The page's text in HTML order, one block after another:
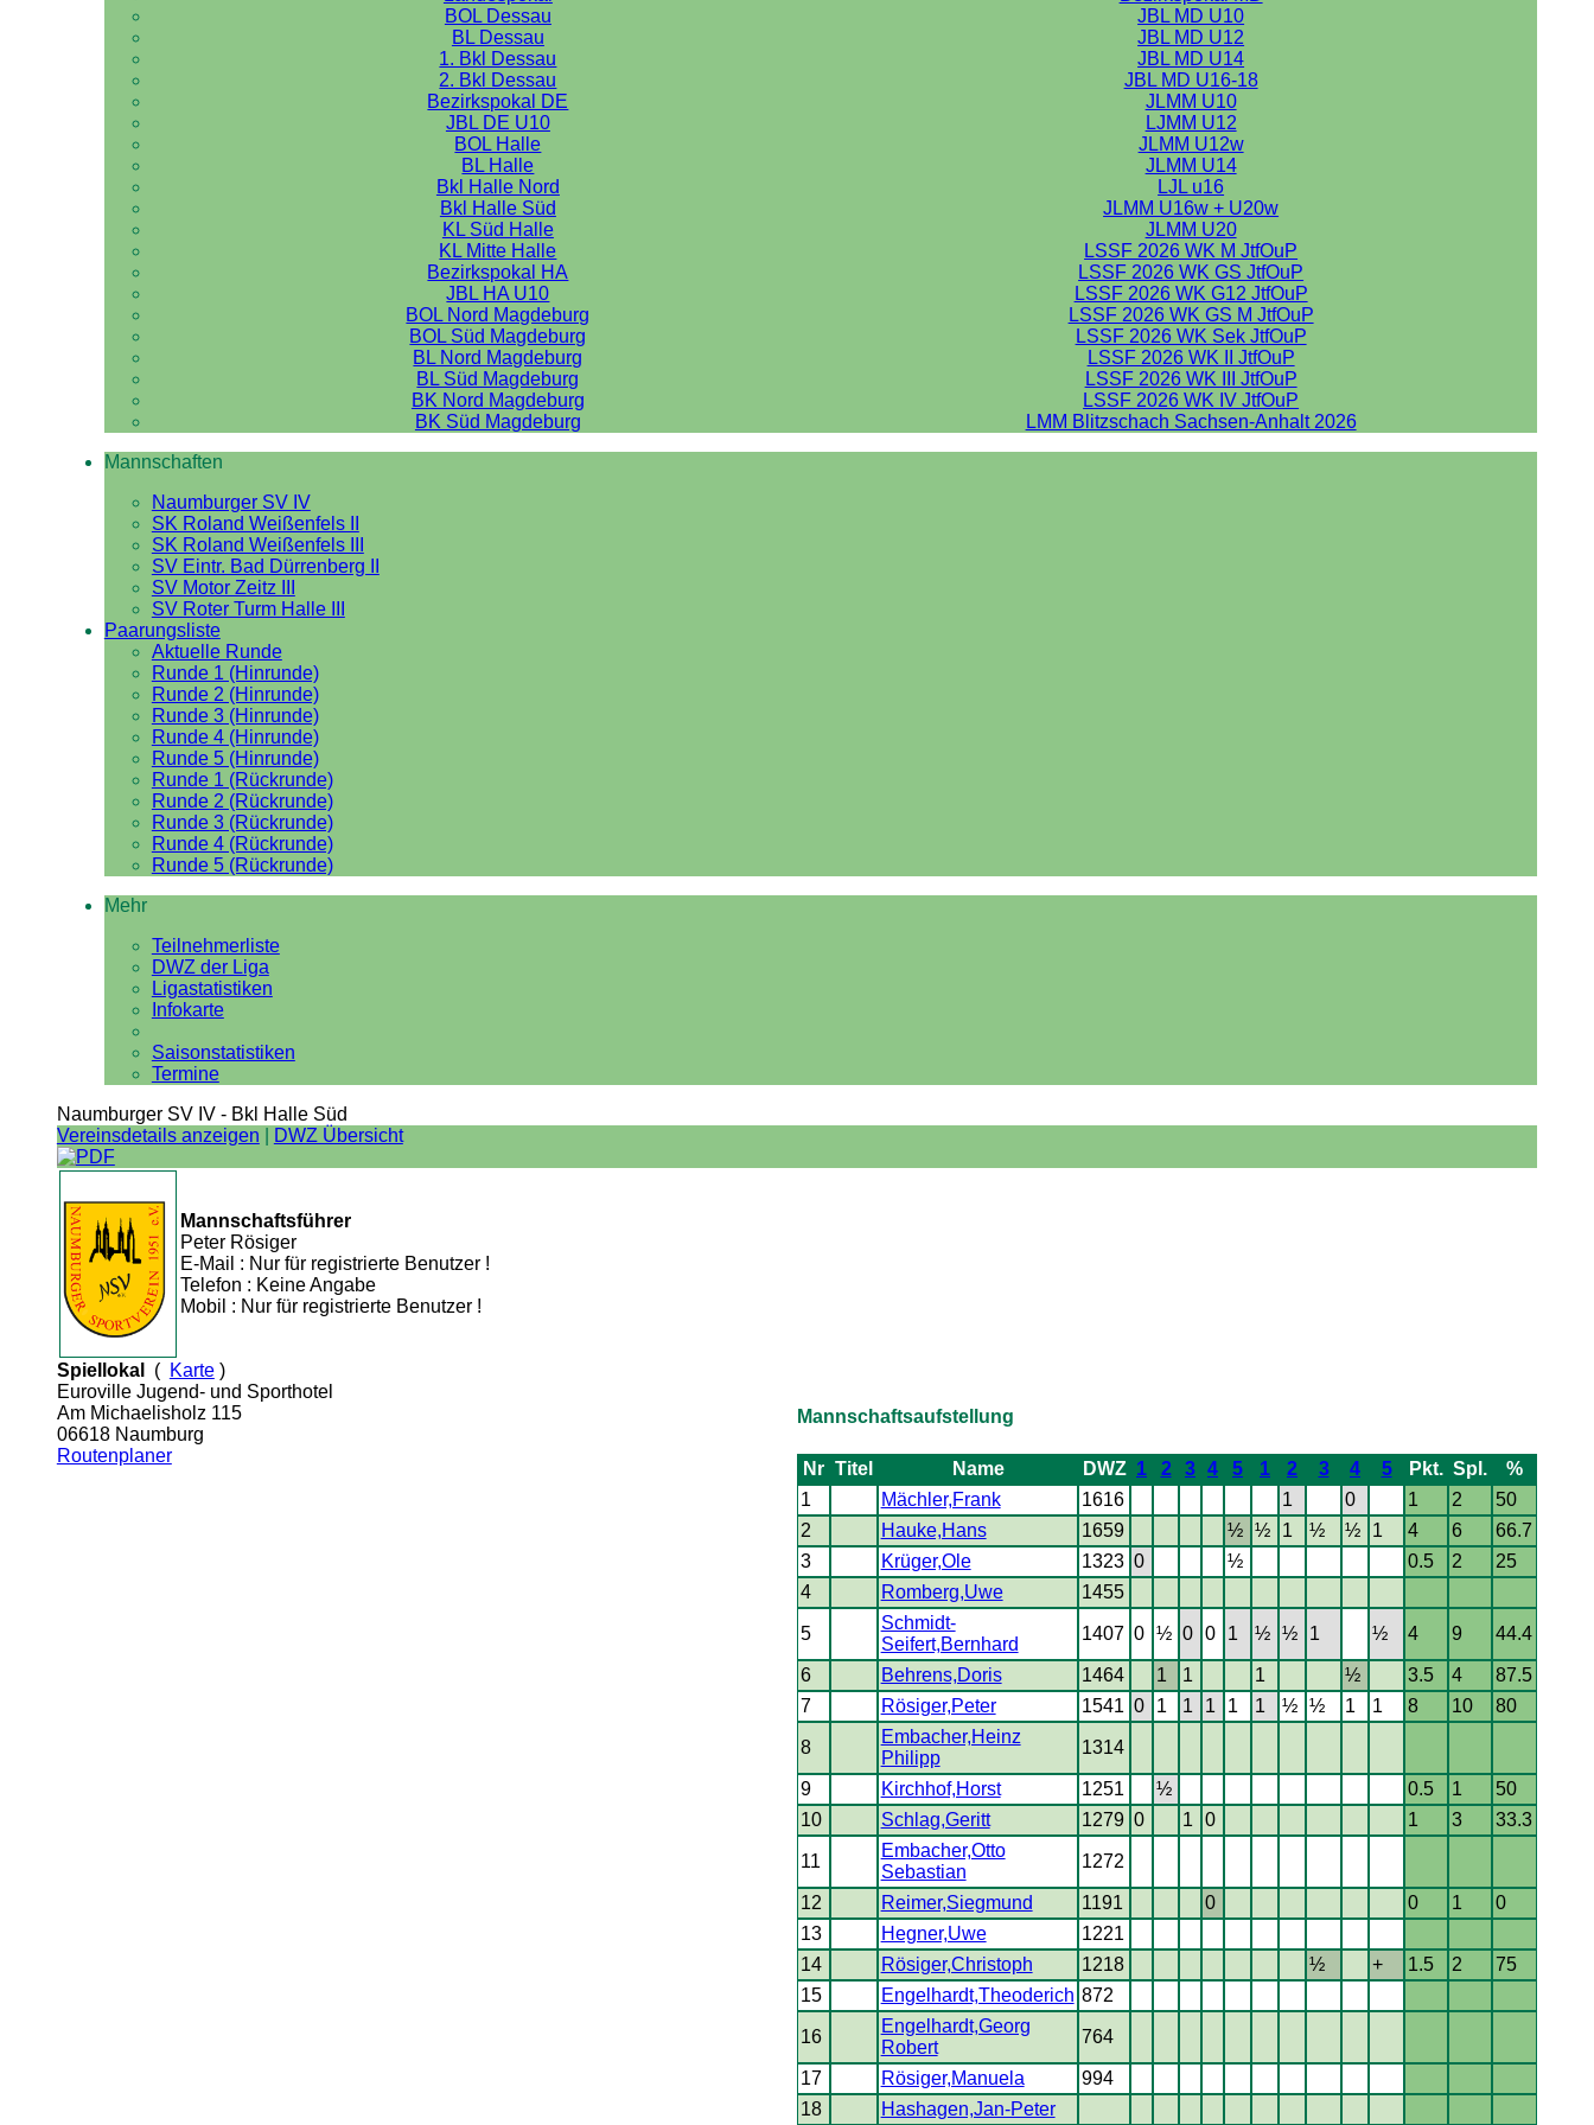
BOL Dessau
JBL MD U10
BL Dessau
JBL MD U12
1. Bkl Dessau
JBL MD U14
2. Bkl Dessau
JBL MD U16-18
Bezirkspokal DE
JLMM U10
JBL DE U10
LJMM U12
BOL Halle
JLMM U12w
BL Halle
JLMM U14
Bkl Halle Nord
LJL u16
Bkl Halle Süd
JLMM U16w + U20w
KL Süd Halle
JLMM U20
KL Mitte Halle
LSSF 2026 WK M JtfOuP
Bezirkspokal HA
LSSF 2026 WK GS JtfOuP
JBL HA U10
LSSF 2026 WK G12 JtfOuP
BOL Nord Magdeburg
LSSF 2026 WK GS M JtfOuP
BOL Süd Magdeburg
LSSF 2026 WK Sek JtfOuP
BL Nord Magdeburg
LSSF 2026 WK II JtfOuP
BL Süd Magdeburg
LSSF 2026 WK III JtfOuP
BK Nord Magdeburg
LSSF 2026 WK IV JtfOuP
BK Süd Magdeburg
LMM Blitzschach Sachsen-Anhalt 2026
Mannschaften
Naumburger SV IV
SK Roland Weißenfels II
SK Roland Weißenfels III
SV Eintr. Bad Dürrenberg II
SV Motor Zeitz III
SV Roter Turm Halle III
Paarungsliste
Aktuelle Runde
Runde 1 (Hinrunde)
Runde 2 (Hinrunde)
Runde 3 (Hinrunde)
Runde 4 (Hinrunde)
Runde 5 (Hinrunde)
Runde 1 (Rückrunde)
Runde 2 (Rückrunde)
Runde 3 (Rückrunde)
Runde 4 (Rückrunde)
Runde 5 (Rückrunde)
Mehr
Teilnehmerliste
DWZ der Liga
Ligastatistiken
Infokarte
Saisonstatistiken
Termine
Naumburger SV IV - Bkl Halle Süd
Vereinsdetails anzeigen
DWZ Übersicht
Mannschaftsführer
Peter Rösiger
E-Mail : Nur für registrierte Benutzer !
Telefon : Keine Angabe
Mobil : Nur für registrierte Benutzer !
Spiellokal ( Karte)
Euroville Jugend- und Sporthotel
Am Michaelisholz 115
06618 Naumburg
Routenplaner
Mannschaftsaufstellung
Nr Titel Name DWZ 1 2 3 4 5 1 2 3 4 5 Pkt. Spl.
%
1
Mächler,Frank 1616 1 0 1 2
50
2
Hauke,Hans 1659 ½ ½ 1 ½ ½ 1 4 6
66.7
3
Krüger,Ole 1323 0 ½ 0.5 2
25
4
Romberg,Uwe 1455
5
Schmidt-
Seifert,Bernhard
1407 0 ½ 0 0 1 ½ ½ 1 ½ 4 9 44.4
6 Behrens,Doris 1464 1 1 1 ½ 3.5 4
87.5
7
Rösiger,Peter 1541 0 1 1 1 1 1 ½ ½ 1 1 8 10 80
8
Embacher,Heinz
Philipp
1314
9 Kirchhof,Horst 1251 ½ 0.5 1
50
10
Schlag,Geritt 1279 0 1 0 1 3 33.3
11
Embacher,Otto
Sebastian
1272
12 Reimer,Siegmund 1191 0 0 1
0
13
Hegner,Uwe
1221
14
Rösiger,Christoph 1218 ½ + 1.5 2
75
15
Engelhardt,Theoderich 872
16
Engelhardt,Georg
Robert
764
17 Rösiger,Manuela
994
18
Hashagen,Jan-Peter